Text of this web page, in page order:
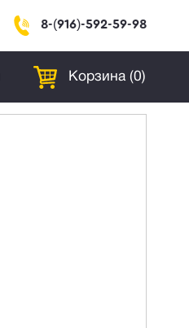
8-(916)-592-59-98
Корзина (0)